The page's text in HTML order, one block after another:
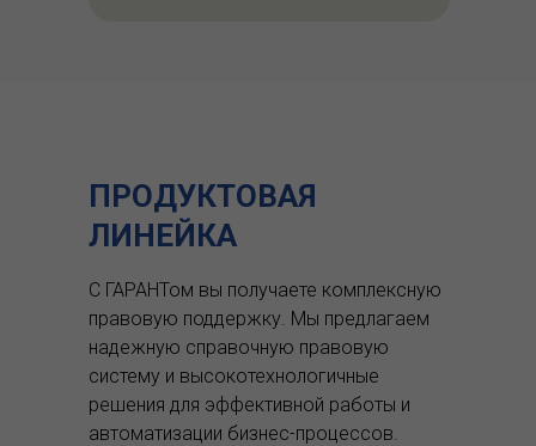
ПРОДУКТОВАЯ
ЛИНЕЙКА
С ГАРАНТом вы получаете комплексную
правовую поддержку. Мы предлагаем
надежную справочную правовую
систему и высокотехнологичные
решения для эффективной работы и
автоматизации бизнес-процессов.